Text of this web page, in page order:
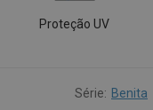
Proteção UV
Série: Benita